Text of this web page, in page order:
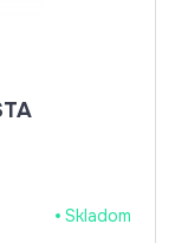
Skladom